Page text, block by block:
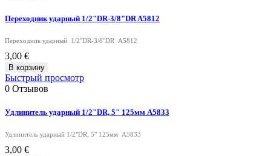
Переходник ударный 1/2"DR-3/8"DR A5812
Переходник ударный 1/2"DR-3/8"DR A5812
3,00 €
В корзину
Быстрый просмотр
0 Отзывов
Удлинитель ударный 1/2"DR, 5" 125мм A5833
Удлинитель ударный 1/2"DR, 5" 125мм A5833
3,00 €